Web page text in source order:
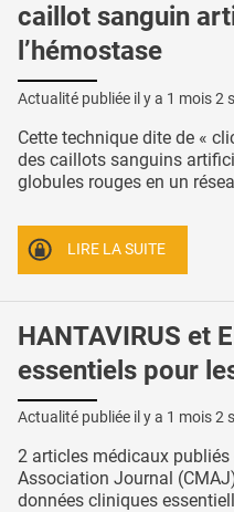
caillot sanguin
l’hémostase
Actualité publiée il y a 1 mois 2
Cette technique dite de «
des caillots sanguins
globules rouges en un
LIRE LA SUITE
HANTAVIRUS et
essentiels pour
Actualité publiée il y a 1 mois 2
2 articles médicaux
Association Journal
données cliniques